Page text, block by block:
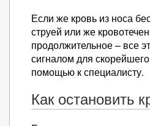
Если же кровь из носа
струей или же
продолжительное – все
сигналом для
помощью к специалисту.
Как остановить